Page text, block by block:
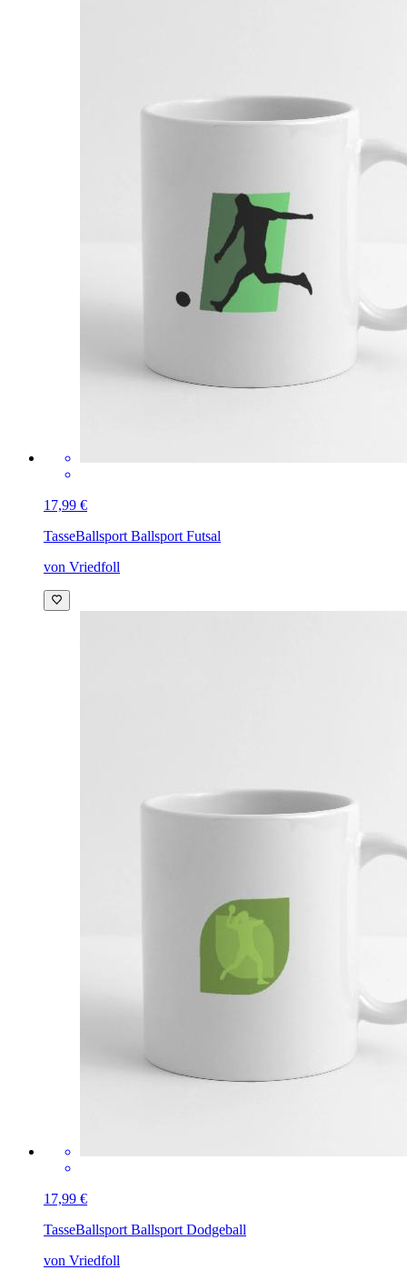
17,99 €
TasseBallsport Ballsport Futsal
von Vriedfoll
17,99 €
TasseBallsport Ballsport Dodgeball
von Vriedfoll